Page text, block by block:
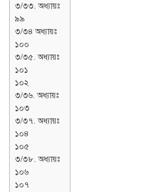
৩/৩৩. অধ্যায়ঃ
৯৯
৩/৩৪ অধ্যায়ঃ
১০০
৩/৩৫. অধ্যায়ঃ
১০১
১০২
৩/৩৬. অধ্যায়ঃ
১০৩
৩/৩৭. অধ্যায়ঃ
১০৪
১০৫
৩/৩৮. অধ্যায়ঃ
১০৬
১০৭